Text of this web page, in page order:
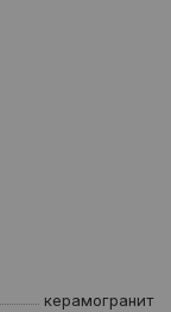
керамогранит